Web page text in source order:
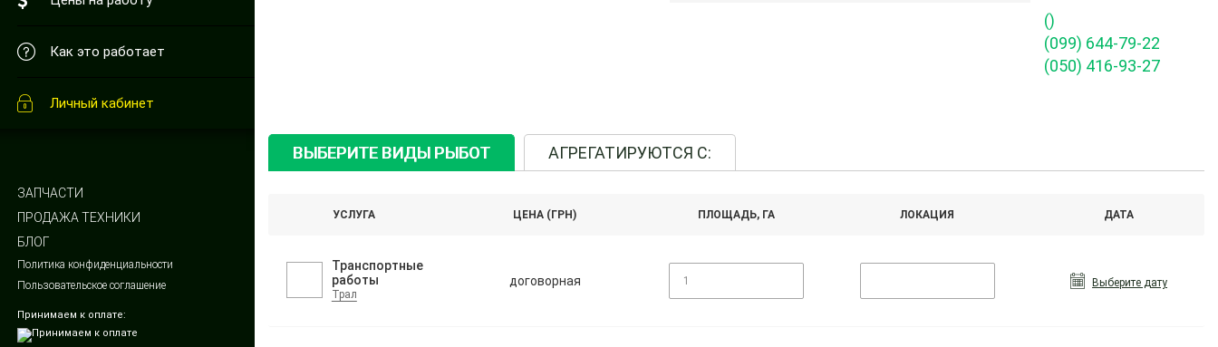
Как это работает
Личный кабинет
ЗАПЧАСТИ
ПРОДАЖА ТЕХНИКИ
БЛОГ
Политика конфиденциальности
Пользовательское соглашение
Принимаем к оплате:
()
(099) 644-79-22
(050) 416-93-27
ВЫБЕРИТЕ ВИДЫ РЫБОТ АГРЕГАТИРУЮТСЯ С:
УСЛУГА ЦЕНА (ГРН) ПЛОЩАДЬ, ГА ЛОКАЦИЯ ДАТА
Транспортные
работы
Трал
договорная Выберите дату